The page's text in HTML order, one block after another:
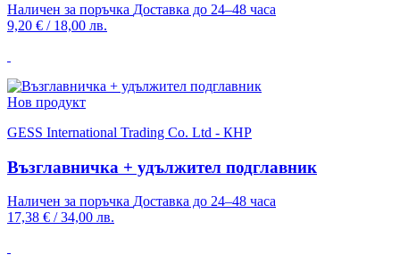
Наличен за поръчка Доставка до 24–48 часа
9,20 € / 18,00 лв.
Нов продукт
GESS International Trading Co. Ltd - КНР
Възглавничка + удължител подглавник
Наличен за поръчка Доставка до 24–48 часа
17,38 € / 34,00 лв.